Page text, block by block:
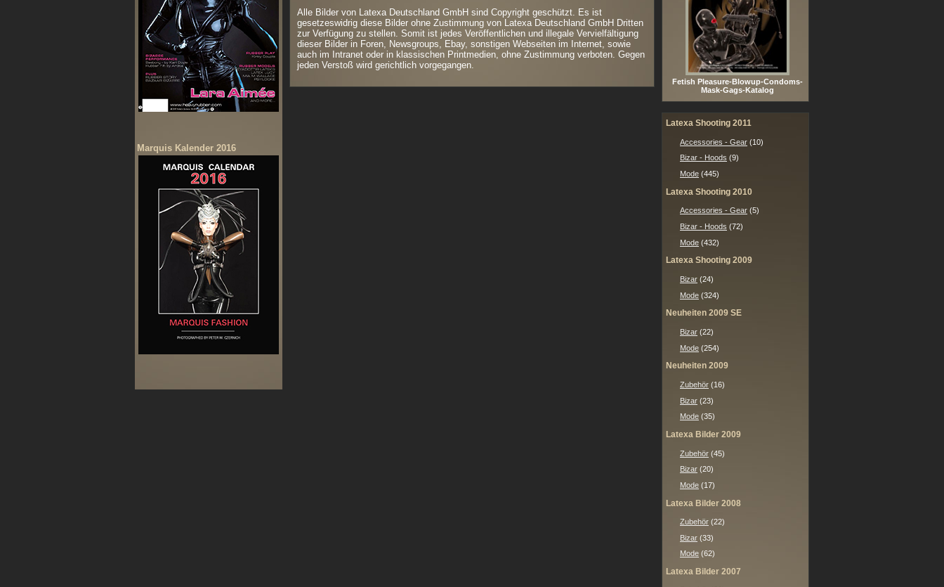
Marquis Kalender 2016
Alle Bilder von Latexa Deutschland GmbH sind Copyright geschützt. Es ist
gesetzeswidrig diese Bilder ohne Zustimmung von Latexa Deutschland GmbH Dritten
zur Verfügung zu stellen. Somit ist jedes Veröffentlichen und illegale Vervielfältigung
dieser Bilder in Foren, Newsgroups, Ebay, sonstigen Webseiten im Internet, sowie
auch im Intranet oder in klassischen Printmedien, ohne Zustimmung verboten. Gegen
jeden Verstoß wird gerichtlich vorgegangen.
Fetish Pleasure-Blowup-Condoms-
Mask-Gags-Katalog
Latexa Shooting 2011
Accessories - Gear (10)
Bizar - Hoods (9)
Mode (445)
Latexa Shooting 2010
Accessories - Gear (5)
Bizar - Hoods (72)
Mode (432)
Latexa Shooting 2009
Bizar (24)
Mode (324)
Neuheiten 2009 SE
Bizar (22)
Mode (254)
Neuheiten 2009
Zubehör (16)
Bizar (23)
Mode (35)
Latexa Bilder 2009
Zubehör (45)
Bizar (20)
Mode (17)
Latexa Bilder 2008
Zubehör (22)
Bizar (33)
Mode (62)
Latexa Bilder 2007